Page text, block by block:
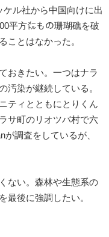
ル社から中国向けに出
平方㍍もの珊瑚礁を破
ことはなかった。
おきたい。一つはナラ
汚染が継続している。
ティとともにとりくん
サ町のリオツバ村で六
調査をしているが、
ない。森林や生態系の
最後に強調したい。